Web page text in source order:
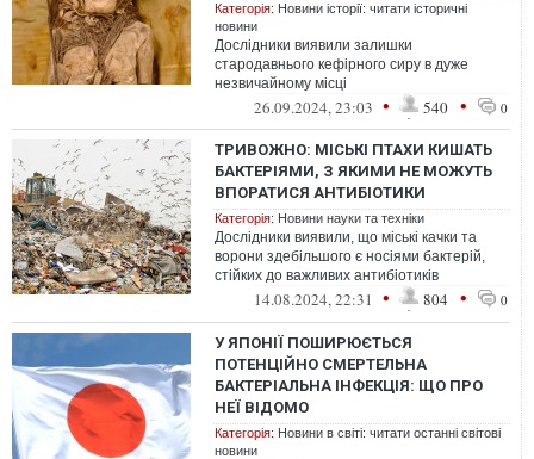
Категорія: Новини історії: читати історичні
новини
Дослідники виявили залишки
стародавнього кефірного сиру в дуже
незвичайному місці
26.09.2024, 23:03 • 540 • 0
ТРИВОЖНО: МІСЬКІ ПТАХИ КИШАТЬ
БАКТЕРІЯМИ, З ЯКИМИ НЕ МОЖУТЬ
ВПОРАТИСЯ АНТИБІОТИКИ
Категорія: Новини науки та техніки
Дослідники виявили, що міські качки та
ворони здебільшого є носіями бактерій,
стійких до важливих антибіотиків
14.08.2024, 22:31 • 804 • 0
У ЯПОНІЇ ПОШИРЮЄТЬСЯ
ПОТЕНЦІЙНО СМЕРТЕЛЬНА
БАКТЕРІАЛЬНА ІНФЕКЦІЯ: ЩО ПРО
НЕЇ ВІДОМО
Категорія: Новини в світі: читати останні світові
новини